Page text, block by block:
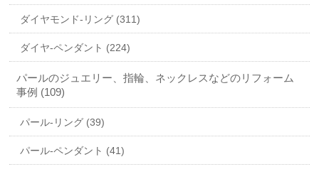
ダイヤモンド-リング (311)
ダイヤ-ペンダント (224)
パールのジュエリー、指輪、ネックレスなどのリフォーム
事例 (109)
パール-リング (39)
パール-ペンダント (41)